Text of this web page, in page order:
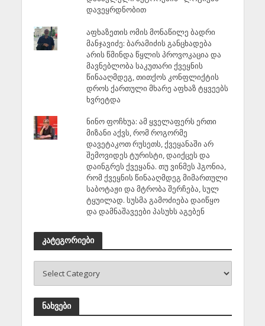
დავეყრდნობით
აფხაზეთის ომის მონაწილე ბადრი
მანჯავიძე: ბარამიძის განცხადება
არის წმინდა წყლის პროვოკაცია და
მავნებლობა საკუთარი ქვეყნის
წინააღმდეგ, თითქოს კონფლიქტის
დროს ქართული მხარე აფხაზ ტყვეებს
ხვრეტდა
ნინო ფოჩხუა: ამ ყველაფერს ერთი
მიზანი აქვს, რომ როგორმე
დავეტაკოთ რუსეთს, ქვეყანაში არ
შემოვიდეს ტურისტი, დაიქცეს და
დაინგრეს ქვეყანა. თუ ვინმეს ჰგონია,
რომ ქვეყნის წინააღმდეგ მიმართული
საბოტაჟი და მტრობა შერჩება, სულ
ტყუილად. სუსმა გამოძიება დაიწყო
და დამნაშავეები პასუხს აგებენ
კატეგორიები
ნახვები